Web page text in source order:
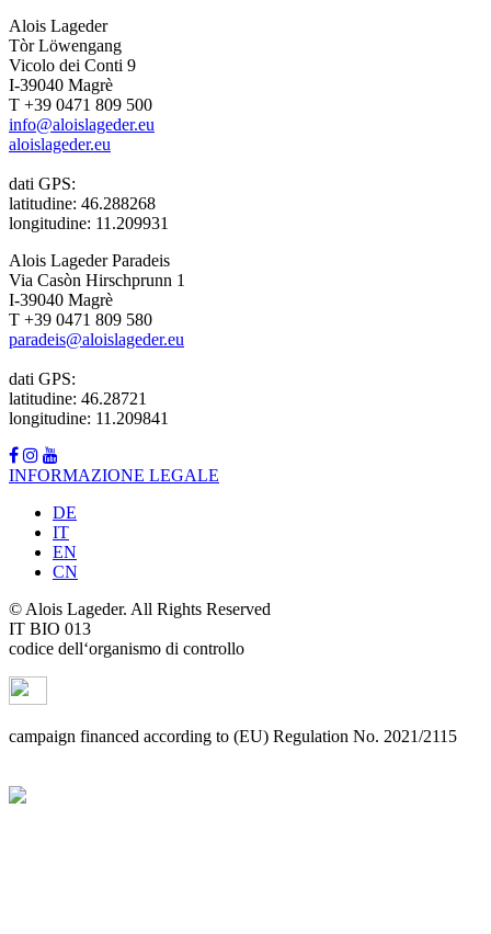
Alois Lageder
Tòr Löwengang
Vicolo dei Conti 9
I-39040 Magrè
T +39 0471 809 500
info@aloislageder.eu
aloislageder.eu
dati GPS:
latitudine: 46.288268
longitudine: 11.209931
Alois Lageder Paradeis
Via Casòn Hirschprunn 1
I-39040 Magrè
T +39 0471 809 580
paradeis@aloislageder.eu
dati GPS:
latitudine: 46.28721
longitudine: 11.209841
INFORMAZIONE LEGALE
DE
IT
EN
CN
© Alois Lageder. All Rights Reserved
IT BIO 013
codice dell‘organismo di controllo
campaign financed according to (EU) Regulation No. 2021/2115